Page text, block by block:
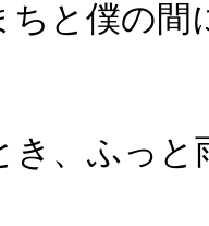
ちと僕の
き、ふっ